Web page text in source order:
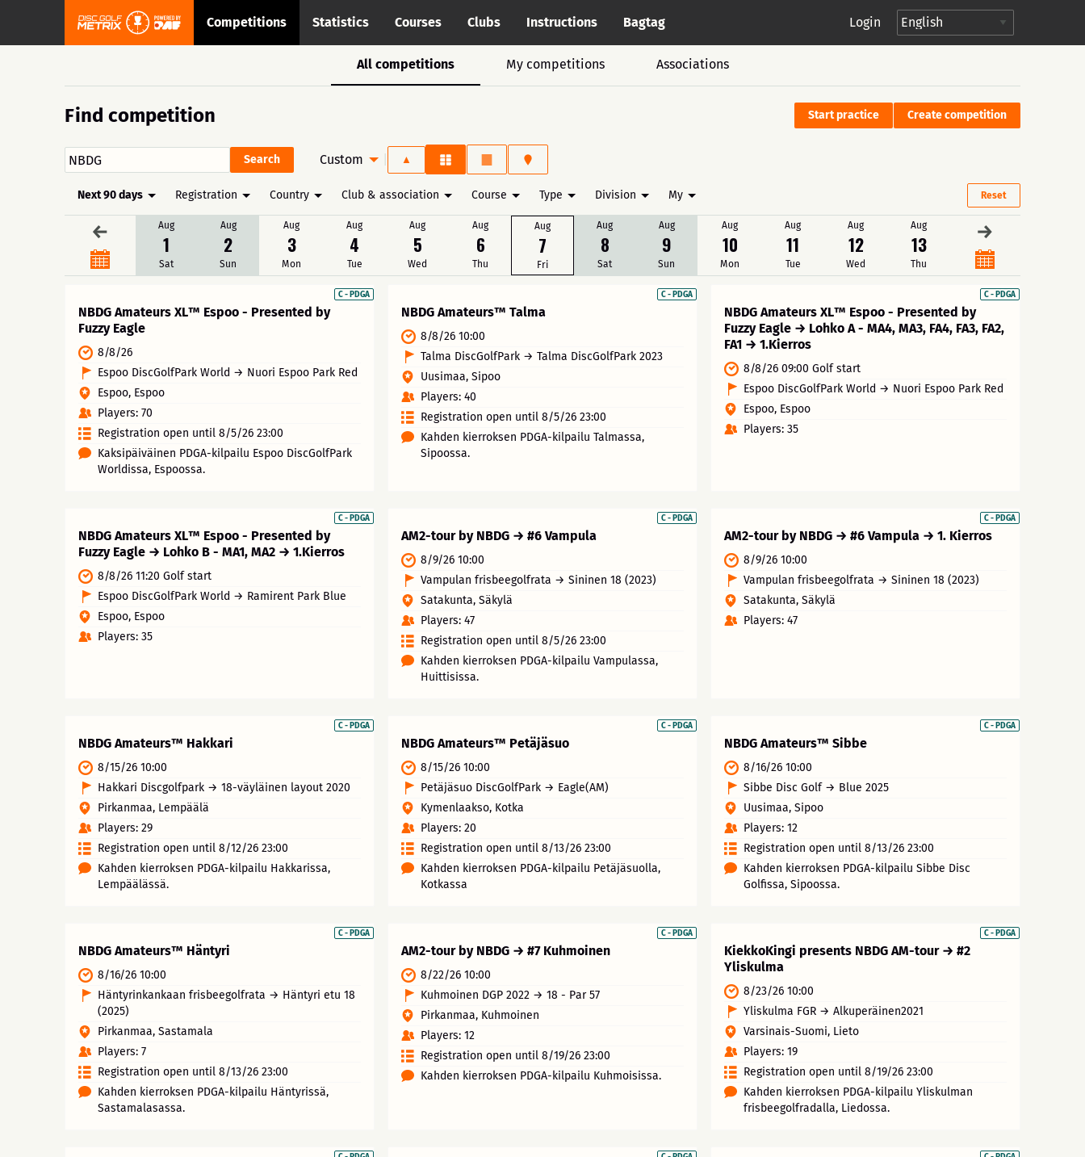
Competitions Statistics Courses Clubs Instructions Bagtag Login
All competitions My competitions Associations
Find competition Start practice Create competition
Custom
Next 90 days Registration Country Club & association Course Type Division My Reset
← Aug
1
Sat
Aug
2
Sun
Aug
3
Mon
Aug
4
Tue
Aug
5
Wed
Aug
6
Thu
Aug
7
Fri
Aug
8
Sat
Aug
9
Sun
Aug
10
Mon
Aug
11
Tue
Aug
12
Wed
Aug
13
Thu
→
NBDG Amateurs XL™ Espoo - Presented by
Fuzzy Eagle
C - PDGA
8/8/26
Espoo DiscGolfPark World → Nuori Espoo Park Red
Espoo, Espoo
Players: 70
Registration open until 8/5/26 23:00
Kaksipäiväinen PDGA-kilpailu Espoo DiscGolfPark
Worldissa, Espoossa.
NBDG Amateurs™ Talma
C - PDGA
8/8/26 10:00
Talma DiscGolfPark → Talma DiscGolfPark 2023
Uusimaa, Sipoo
Players: 40
Registration open until 8/5/26 23:00
Kahden kierroksen PDGA-kilpailu Talmassa,
Sipoossa.
NBDG Amateurs XL™ Espoo - Presented by
Fuzzy Eagle → Lohko A - MA4, MA3, FA4, FA3, FA2,
FA1 → 1.Kierros
C - PDGA
8/8/26 09:00 Golf start
Espoo DiscGolfPark World → Nuori Espoo Park Red
Espoo, Espoo
Players: 35
NBDG Amateurs XL™ Espoo - Presented by
Fuzzy Eagle → Lohko B - MA1, MA2 → 1.Kierros
C - PDGA
8/8/26 11:20 Golf start
Espoo DiscGolfPark World → Ramirent Park Blue
Espoo, Espoo
Players: 35
AM2-tour by NBDG → #6 Vampula
C - PDGA
8/9/26 10:00
Vampulan frisbeegolfrata → Sininen 18 (2023)
Satakunta, Säkylä
Players: 47
Registration open until 8/5/26 23:00
Kahden kierroksen PDGA-kilpailu Vampulassa,
Huittisissa.
AM2-tour by NBDG → #6 Vampula → 1. Kierros
C - PDGA
8/9/26 10:00
Vampulan frisbeegolfrata → Sininen 18 (2023)
Satakunta, Säkylä
Players: 47
NBDG Amateurs™ Hakkari
C - PDGA
8/15/26 10:00
Hakkari Discgolfpark → 18-väyläinen layout 2020
Pirkanmaa, Lempäälä
Players: 29
Registration open until 8/12/26 23:00
Kahden kierroksen PDGA-kilpailu Hakkarissa,
Lempäälässä.
NBDG Amateurs™ Petäjäsuo
C - PDGA
8/15/26 10:00
Petäjäsuo DiscGolfPark → Eagle(AM)
Kymenlaakso, Kotka
Players: 20
Registration open until 8/13/26 23:00
Kahden kierroksen PDGA-kilpailu Petäjäsuolla,
Kotkassa
NBDG Amateurs™ Sibbe
C - PDGA
8/16/26 10:00
Sibbe Disc Golf → Blue 2025
Uusimaa, Sipoo
Players: 12
Registration open until 8/13/26 23:00
Kahden kierroksen PDGA-kilpailu Sibbe Disc
Golfissa, Sipoossa.
NBDG Amateurs™ Häntyri
C - PDGA
8/16/26 10:00
Häntyrinkankaan frisbeegolfrata → Häntyri etu 18
(2025)
Pirkanmaa, Sastamala
Players: 7
Registration open until 8/13/26 23:00
Kahden kierroksen PDGA-kilpailu Häntyrissä,
Sastamalasassa.
AM2-tour by NBDG → #7 Kuhmoinen
C - PDGA
8/22/26 10:00
Kuhmoinen DGP 2022 → 18 - Par 57
Pirkanmaa, Kuhmoinen
Players: 12
Registration open until 8/19/26 23:00
Kahden kierroksen PDGA-kilpailu Kuhmoisissa.
KiekkoKingi presents NBDG AM-tour → #2
Yliskulma
C - PDGA
8/23/26 10:00
Yliskulma FGR → Alkuperäinen2021
Varsinais-Suomi, Lieto
Players: 19
Registration open until 8/19/26 23:00
Kahden kierroksen PDGA-kilpailu Yliskulman
frisbeegolfradalla, Liedossa.